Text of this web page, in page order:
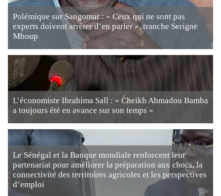
Polémique sur Sangomar : « Ceux qui ne sont pas
experts doivent arrêter d’en parler », tranche Serigne
Mboup
L’économiste Ibrahima Sall : « Cheikh Ahmadou Bamba
a toujours été en avance sur son temps »
Le Sénégal et la Banque mondiale renforcent leur
partenariat pour améliorer la préparation aux chocs, la
connectivité des territoires agricoles et les perspectives
d’emploi